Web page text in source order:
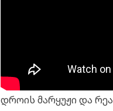
დროის მარყუჟი და